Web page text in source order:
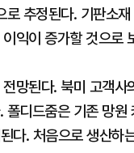
추정된다. 기판소
익이 증가할 것으로
망된다. 북미 고객
디드줌은 기존 망
다. 처음으로 생산하